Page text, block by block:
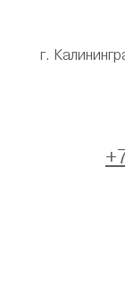
г.